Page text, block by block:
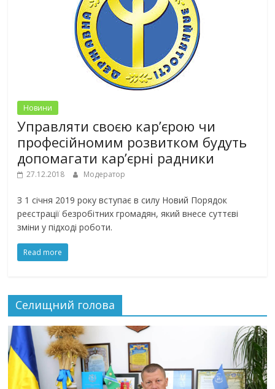
Новини
Управляти своєю кар’єрою чи
професійномим розвитком будуть
допомагати кар’єрні радники
27.12.2018 Модератор
З 1 січня 2019 року вступає в силу Новий Порядок
реєстрації безробітних громадян, який внесе суттєві
зміни у підході роботи.
Read more
Селищний голова